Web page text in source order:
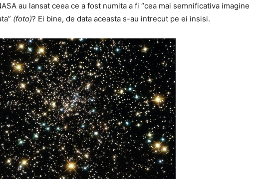
au lansat ceea ce a fost numita a fi “cea mai semnificativa imagine
(foto)? Ei bine, de data aceasta s-au intrecut pe ei insisi.